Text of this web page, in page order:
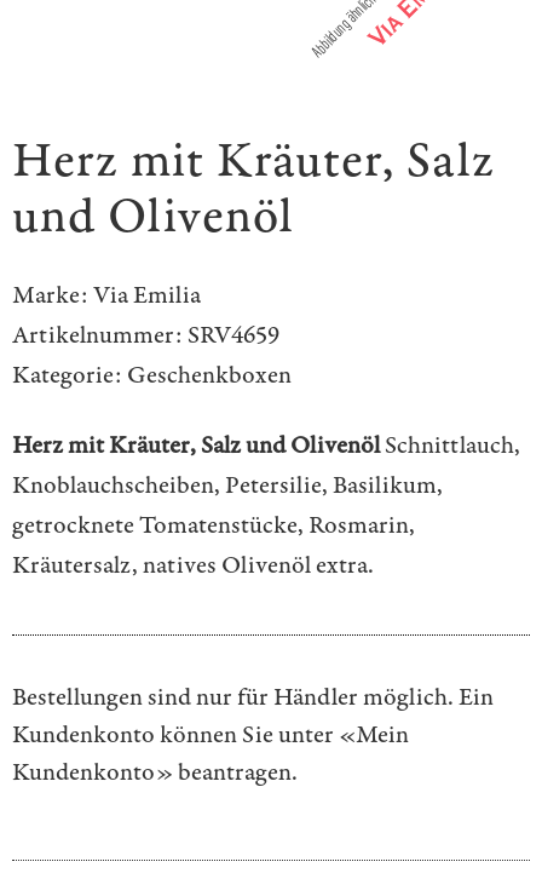
Herz mit Kräuter, Salz
und Olivenöl
Marke: Via Emilia
Artikelnummer: SRV4659
Kategorie: Geschenkboxen
Herz mit Kräuter, Salz und OlivenölSchnittlauch,
Knoblauchscheiben, Petersilie, Basilikum,
getrocknete Tomatenstücke, Rosmarin,
Kräutersalz, natives Olivenöl extra.
Bestellungen sind nur für Händler möglich. Ein
Kundenkonto können Sie unter «Mein
Kundenkonto»beantragen.